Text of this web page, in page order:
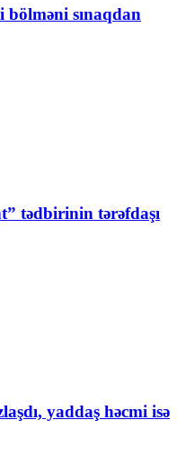
sınaqdan
tədbirinin tərəfdaşı
yaddaş həcmi isə